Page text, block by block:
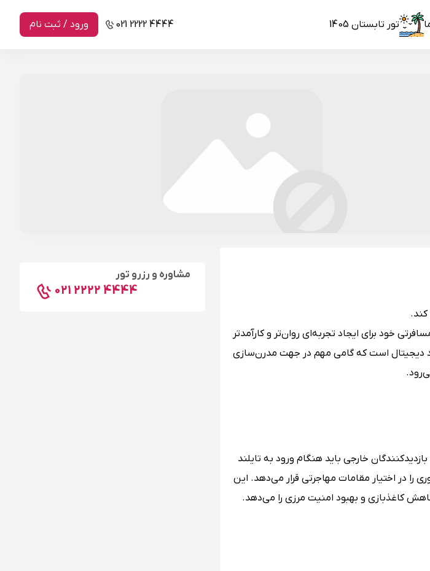
تور تابستان 1405 021 2222 4444 ورود / ثبت نام
کند.
خود برای ایجاد تجربه‌ای روان‌تر و کارآمدتر
دیجیتال است که گامی مهم در جهت مدرن‌سازی
خارجی باید هنگام ورود به تایلند
در اختیار مقامات مهاجرتی قرار می‌دهد. این
کاغذبازی و بهبود امنیت مرزی را می‌دهد.
مشاوره و رزرو تور
021 2222 4444